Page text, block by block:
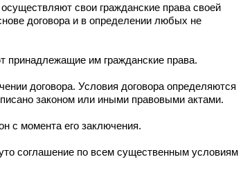
свои гражданские права своей
договора и в определении любых не
принадлежащие им гражданские права.
договора. Условия договора определяются
законом или иными правовыми актами.
с момента его заключения.
соглашение по всем существенным условиям